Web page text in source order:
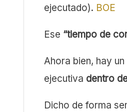
ejecutado). BOE
Ese “tiempo de
Ahora bien, hay
ejecutiva dentro
Dicho de forma